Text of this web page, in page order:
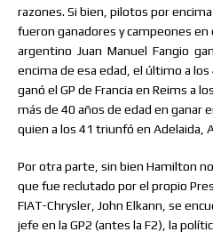
razones. Si bien, pilotos por
fueron ganadores y campeones en
argentino Juan Manuel Fangio
encima de esa edad, el último a los
ganó el GP de Francia en Reims a
más de 40 años de edad en ganar
quien a los 41 triunfó en Adelaida,
Por otra parte, sin bien Hamilton
que fue reclutado por el propio
FIAT-Chrysler, John Elkann, se
jefe en la GP2 (antes la F2), la